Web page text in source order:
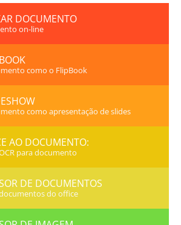
DOCUMENTO
on-line
como o FlipBook
como apresentação de slides
AO DOCUMENTO:
para documento
DE DOCUMENTOS
do office